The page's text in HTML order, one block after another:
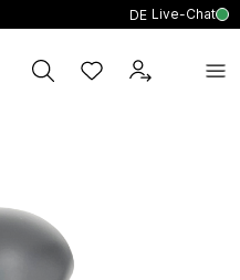
DE Live-Chat